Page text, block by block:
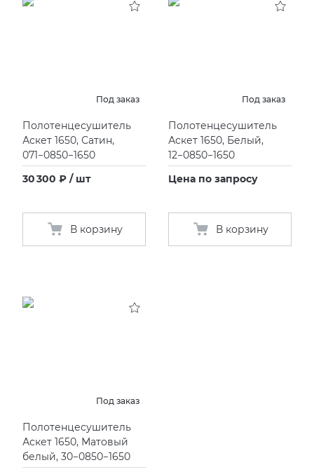
Под заказ
Полотенцесушитель
Аскет 1650, Сатин,
071−0850−1650
30 300 ₽ / шт
В корзину
Под заказ
Полотенцесушитель
Аскет 1650, Белый,
12−0850−1650
Цена по запросу
В корзину
Под заказ
Полотенцесушитель
Аскет 1650, Матовый
белый, 30−0850−1650